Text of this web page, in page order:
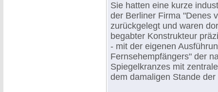
Sie hatten eine kurze
der Berliner Firma "Denes
zurückgelegt und waren
begabter Konstrukteur
- mit der eigenen
Fernsehempfängers" der
Spiegelkranzes mit
dem damaligen Stande